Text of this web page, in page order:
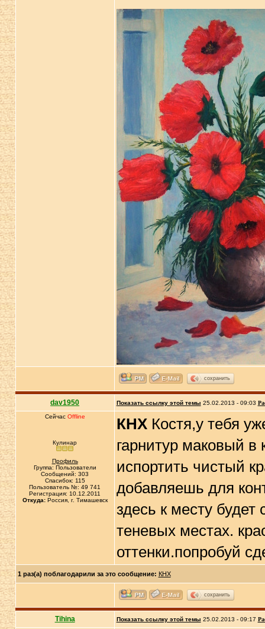
сохранить
dav1950 Показать ссылку этой темы 25.02.2013 - 09:03
Сейчас Offline
Кулинар
Профиль
Группа: Пользователи
Сообщений: 303
Спасибок: 115
Пользователь №: 49 741
Регистрация: 10.12.2011
Откуда:Россия, г. Тимашевск
КНХКостя,у тебя
гарнитур маковый
испортить чистый
добавляешь для
здесь к месту
теневых местах.
оттенки.попробуй
1 раз(а) поблагодарили за это сообщение: КНХ
сохранить
Tihina Показать ссылку этой темы 25.02.2013 - 09:17